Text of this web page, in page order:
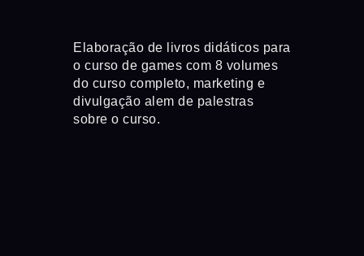
Elaboração de livros didáticos para
o curso de games com 8 volumes
do curso completo, marketing e
divulgação alem de palestras
sobre o curso.